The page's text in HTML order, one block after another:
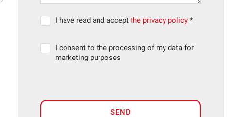
I have read and acceptthe privacy policy *
I consent to the processing of my data for
marketing purposes
SEND